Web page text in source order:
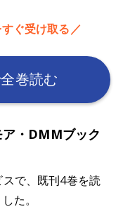
ぐ受け取る／
巻読む
・DMMブック
で、既刊4巻を読
た。